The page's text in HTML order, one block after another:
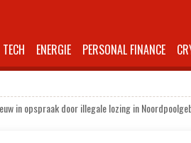
TECH ENERGIE PERSONAL FINANCE
in opspraak door illegale lozing in